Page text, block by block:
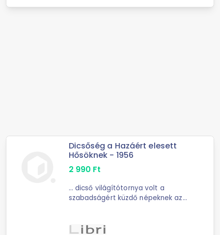
Dicsőség a Hazáért elesett
Hősöknek - 1956
2 990 Ft
... dicső világítótornya volt a
szabadságért küzdő népeknek az
hogy a gyászos múlt után ...